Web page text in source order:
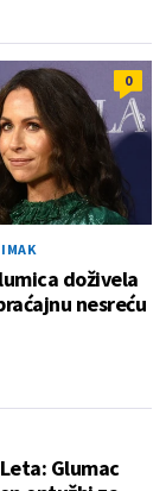
0
doživela
nesreću
Glumac